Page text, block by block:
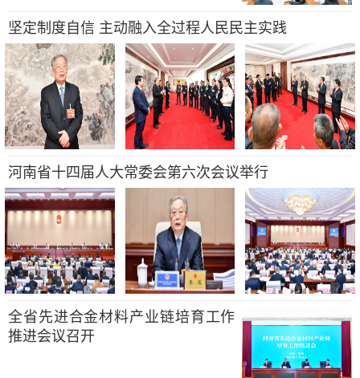
坚定制度自信 主动融入全过程人民民主实践
河南省十四届人大常委会第六次会议举行
全省先进合金材料产业链培育工作
推进会议召开